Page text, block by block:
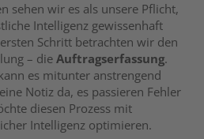
sehen wir es als unsere Pflicht,
Intelligenz gewissenhaft
Schritt betrachten wir den
– die Auftragserfassung.
es mitunter anstrengend
Notiz da, es passieren Fehler
diesen Prozess mit
Intelligenz optimieren.